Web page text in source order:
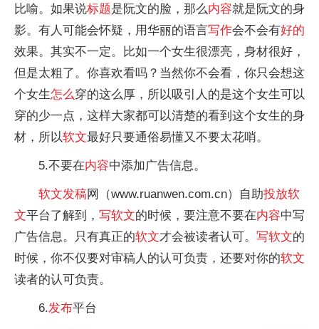
比喻。如果说标题是阮文的脸，那么内容就是阮文的身
影。有人可能会怀疑，用华丽的语言写作会不会有好的
效果。其实不一定。比如一个女生很漂亮，身材很好，
但是太粗了。你喜欢看吗？当然你不会看，你只会想这
个女生怎么穿的这么厚，所以吸引人的是这个女生可以
穿的少一点，这样大家都可以清楚的看到这个女生的身
材，所以软文最好只要通俗易懂又不要太花哨。
5.不要在内容中添加广告信息。
软文发稿网（www.ruanwen.com.cn）自助投放软
文平台了解到， 写软文的时候，要注意不要在内容中写
广告信息。只有真正的软文才会被读者认可。 写软文的
时候，你不仅要对审稿人的认可负责，还要对你的软文
读者的认可负责。
6.发布平台